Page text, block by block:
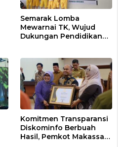
Semarak Lomba
Mewarnai TK, Wujud
Dukungan Pendidikan
Komitmen Transparansi
Diskominfo Berbuah
Hasil, Pemkot Makassar